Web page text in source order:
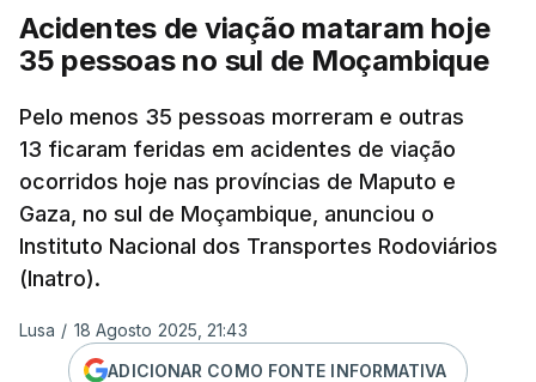
Acidentes de viação mataram hoje
35 pessoas no sul de Moçambique
Pelo menos 35 pessoas morreram e outras
13 ficaram feridas em acidentes de viação
ocorridos hoje nas províncias de Maputo e
Gaza, no sul de Moçambique, anunciou o
Instituto Nacional dos Transportes Rodoviários
(Inatro).
Lusa / 18 Agosto 2025, 21:43
ADICIONAR COMO FONTE INFORMATIVA